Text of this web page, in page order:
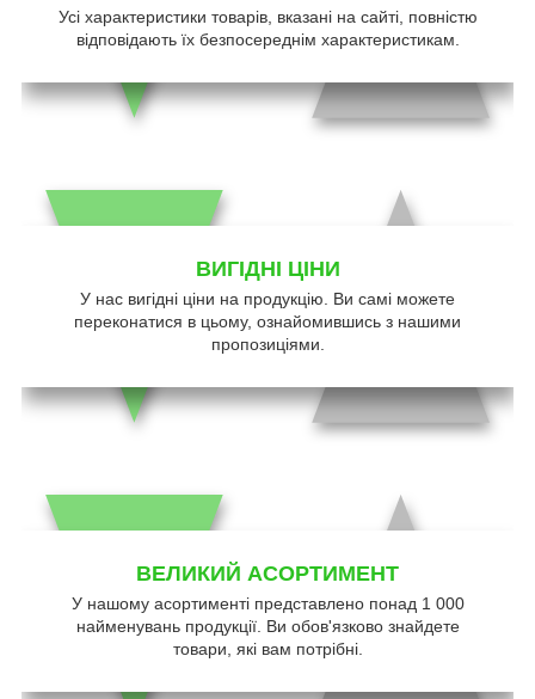
Усі характеристики товарів, вказані на сайті, повністю
відповідають їх безпосереднім характеристикам.
ВИГІДНІ ЦІНИ
У нас вигідні ціни на продукцію. Ви самі можете
переконатися в цьому, ознайомившись з нашими
пропозиціями.
ВЕЛИКИЙ АСОРТИМЕНТ
У нашому асортименті представлено понад 1 000
найменувань продукції. Ви обов'язково знайдете
товари, які вам потрібні.